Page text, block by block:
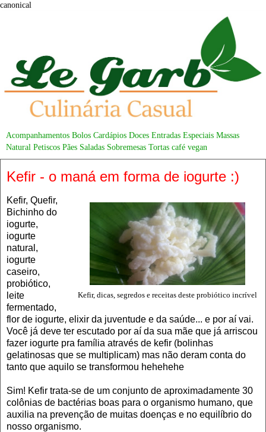
canonical
Acompanhamentos Bolos Cardápios Doces Entradas Especiais Massas
Natural Petiscos Pães Saladas Sobremesas Tortas café vegan
Kefir - o maná em forma de iogurte :)
Kefir, dicas, segredos e receitas deste probiótico incrível
Kefir, Quefir,
Bichinho do
iogurte,
iogurte
natural,
iogurte
caseiro,
probiótico,
leite
fermentado,
flor de iogurte, elixir da juventude e da saúde... e por aí vai.
Você já deve ter escutado por aí da sua mãe que já arriscou
fazer iogurte pra família através de kefir (bolinhas
gelatinosas que se multiplicam) mas não deram conta do
tanto que aquilo se transformou hehehehe
Sim! Kefir trata-se de um conjunto de aproximadamente 30
colônias de bactérias boas para o organismo humano, que
auxilia na prevenção de muitas doenças e no equil íbrio do
nosso organismo.